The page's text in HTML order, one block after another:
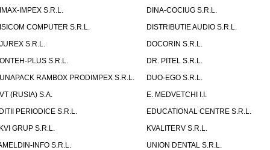
IMPEX S.R.L.
DINA-COCIUG S.R.L.
COMPUTER S.R.L.
DISTRIBUTIE AUDIO S.R.L.
S.R.L.
DOCORIN S.R.L.
PLUS S.R.L.
DR. PITEL S.R.L.
RAMBOX PRODIMPEX S.R.L.
DUO-EGO S.R.L.
(RUSIA) S.A.
E. MEDVETCHI I.I.
PERIODICE S.R.L.
EDUCATIONAL CENTRE S.R.L.
GRUP S.R.L.
KVALITERV S.R.L.
INFO S.R.L.
UNION DENTAL S.R.L.